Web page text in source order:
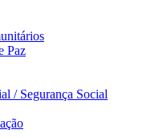
Paz
/ Segurança Social